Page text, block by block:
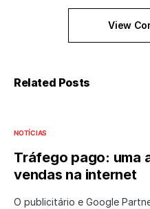
View
Related Posts
NOTÍCIAS
Tráfego pago: uma
vendas na internet
O publicitário e Google